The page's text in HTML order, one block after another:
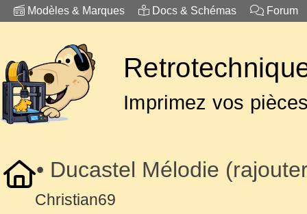
Modèles & Marques Docs & Schémas Forum
Imprimez vos
• Ducastel Mélodie
Christian69